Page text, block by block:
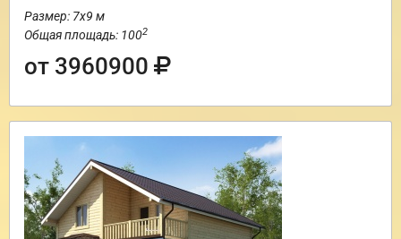
Размер: 7х9 м
Общая площадь: 1002
от 3960900